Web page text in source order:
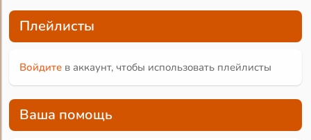
Плейлисты
Войдите в аккаунт, чтобы использовать плейлисты
Ваша помощь